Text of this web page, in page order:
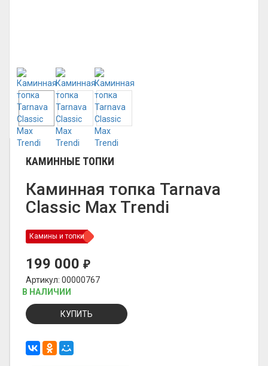
КАМИННЫЕ ТОПКИ
Каминная топка Tarnava
Classic Max Trendi
Камины и топки
199 000 ₽
Артикул: 00000767
В НАЛИЧИИ
КУПИТЬ